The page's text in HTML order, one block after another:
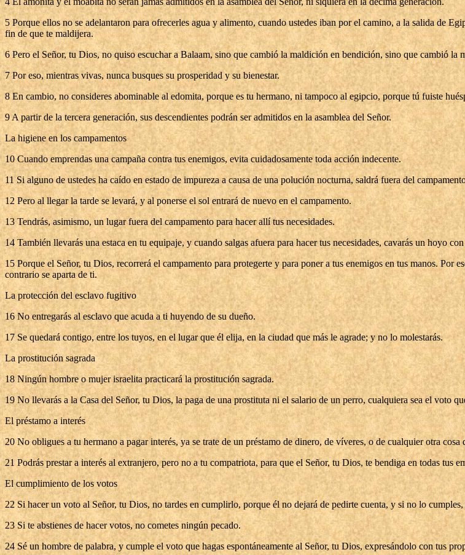
5 Porque ellos no se adelantaron para ofrecerles agua y alimento, cuando ustedes iban por el camino, a la salida de
fin de que te maldijera.
6 Pero el Señor, tu Dios, no quiso escuchar a Balaam, sino que cambió la maldición en bendición, sino que cambió la
7 Por eso, mientras vivas, nunca busques su prosperidad y su bienestar.
8 En cambio, no consideres abominable al edomita, porque es tu hermano, ni tampoco al egipcio, porque tú fuiste
9 A partir de la tercera generación, sus descendientes podrán ser admitidos en la asamblea del Señor.
La higiene en los campamentos
10 Cuando emprendas una campaña contra tus enemigos, evita cuidadosamente toda acción indecente.
11 Si alguno de ustedes ha caído en estado de impureza a causa de una polución nocturna, saldrá fuera del
12 Pero al llegar la tarde se levará, y al ponerse el sol entrará de nuevo en el campamento.
13 Tendrás, asimismo, un lugar fuera del campamento para hacer allí tus necesidades.
14 También llevarás una estaca en tu equipaje, y cuando salgas afuera para hacer tus necesidades, cavarás un hoyo
15 Porque el Señor, tu Dios, recorrerá el campamento para protegerte y para poner a tus enemigos en tus manos. Por
contrario se aparta de ti.
La protección del esclavo fugitivo
16 No entregarás al esclavo que acuda a ti huyendo de su dueño.
17 Se quedará contigo, entre los tuyos, en el lugar que él elija, en la ciudad que más le agrade; y no lo molestarás.
La prostitución sagrada
18 Ningún hombre o mujer israelita practicará la prostitución sagrada.
19 No llevarás a la Casa del Señor, tu Dios, la paga de una prostituta ni el salario de un perro, cualquiera sea el voto
El préstamo a interés
20 No obligues a tu hermano a pagar interés, ya se trate de un préstamo de dinero, de víveres, o de cualquier otra cosa
21 Podrás prestar a interés al extranjero, pero no a tu compatriota, para que el Señor, tu Dios, te bendiga en todas tus
El cumplimiento de los votos
22 Si hacer un voto al Señor, tu Dios, no tardes en cumplirlo, porque él no dejará de pedirte cuenta, y si no lo cumples,
23 Si te abstienes de hacer votos, no cometes ningún pecado.
24 Sé un hombre de palabra, y cumple el voto que hagas espontáneamente al Señor, tu Dios, expresándolo con tus